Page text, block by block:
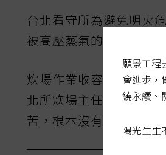
台北看守所為避免明火
被高壓蒸氣的巨大噪音
炊場作業收容人，清晨
北所炊場主任管理員黃
苦，根本沒有人想來。
願景工程
會進步，
繞永續、
陽光生生